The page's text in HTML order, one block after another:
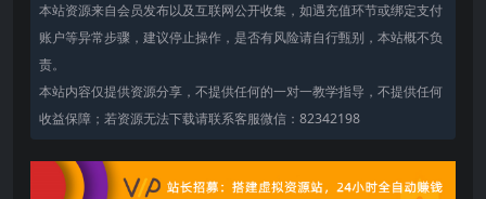
本站资源来自会员发布以及互联网公开收集，如遇充值环节或绑定支付
账户等异常步骤，建议停止操作，是否有风险请自行甄别，本站概不负
责。
本站内容仅提供资源分享，不提供任何的一对一教学指导，不提供任何
收益保障；若资源无法下载请联系客服微信：82342198